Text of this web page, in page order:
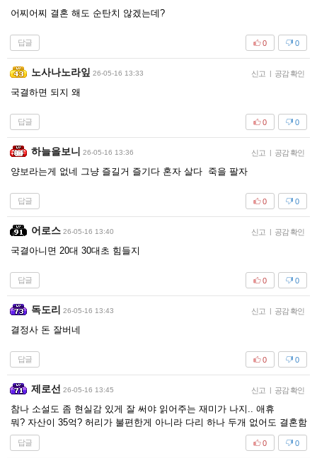
어찌어찌 결혼 해도 순탄치 않겠는데?
답글 0
0
노사나노라잎 26-05-16 13:33 신고 | 공감 확인
국결하면 되지 왜
답글 0
0
하늘을보니 26-05-16 13:36 신고 | 공감 확인
양보라는게 없네 그냥 즐길거 즐기다 혼자 살다 죽을 팔자
답글 0
0
어로스 26-05-16 13:40 신고 | 공감 확인
국결아니면 20대 30대초 힘들지
답글 0
0
독도리 26-05-16 13:43 신고 | 공감 확인
결정사 돈 잘버네
답글 0
0
제로선 26-05-16 13:45 신고 | 공감 확인
참나 소설도 좀 현실감 있게 잘 써야 읽어주는 재미가 나지.. 애휴
뭐? 자산이 35억? 허리가 불편한게 아니라 다리 하나 두개 없어도 결혼함
답글 0
0